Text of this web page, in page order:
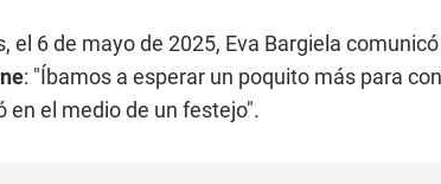
el 6 de mayo de 2025, Eva Bargiela
: "Íbamos a esperar un poquito más para
en el medio de un festejo".